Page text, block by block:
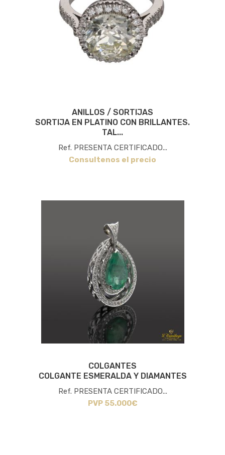
ANILLOS / SORTIJAS
SORTIJA EN PLATINO CON BRILLANTES.
TAL...
Ref. PRESENTA CERTIFICADO...
Consultenos el precio
COLGANTES
COLGANTE ESMERALDA Y DIAMANTES
Ref. PRESENTA CERTIFICADO...
PVP 55.000€